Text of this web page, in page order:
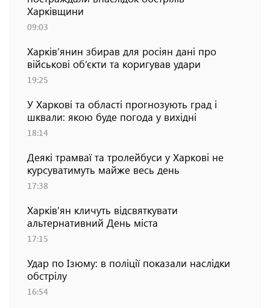
Харківщини
09:03
Харків’янин збирав для росіян дані про
військові об’єкти та коригував удари
19:25
У Харкові та області прогнозують град і
шквали: якою буде погода у вихідні
18:14
Деякі трамваї та тролейбуси у Харкові не
курсуватимуть майже весь день
17:38
Харків'ян кличуть відсвяткувати
альтернативний День міста
17:15
Удар по Ізюму: в поліції показали наслідки
обстрілу
16:54